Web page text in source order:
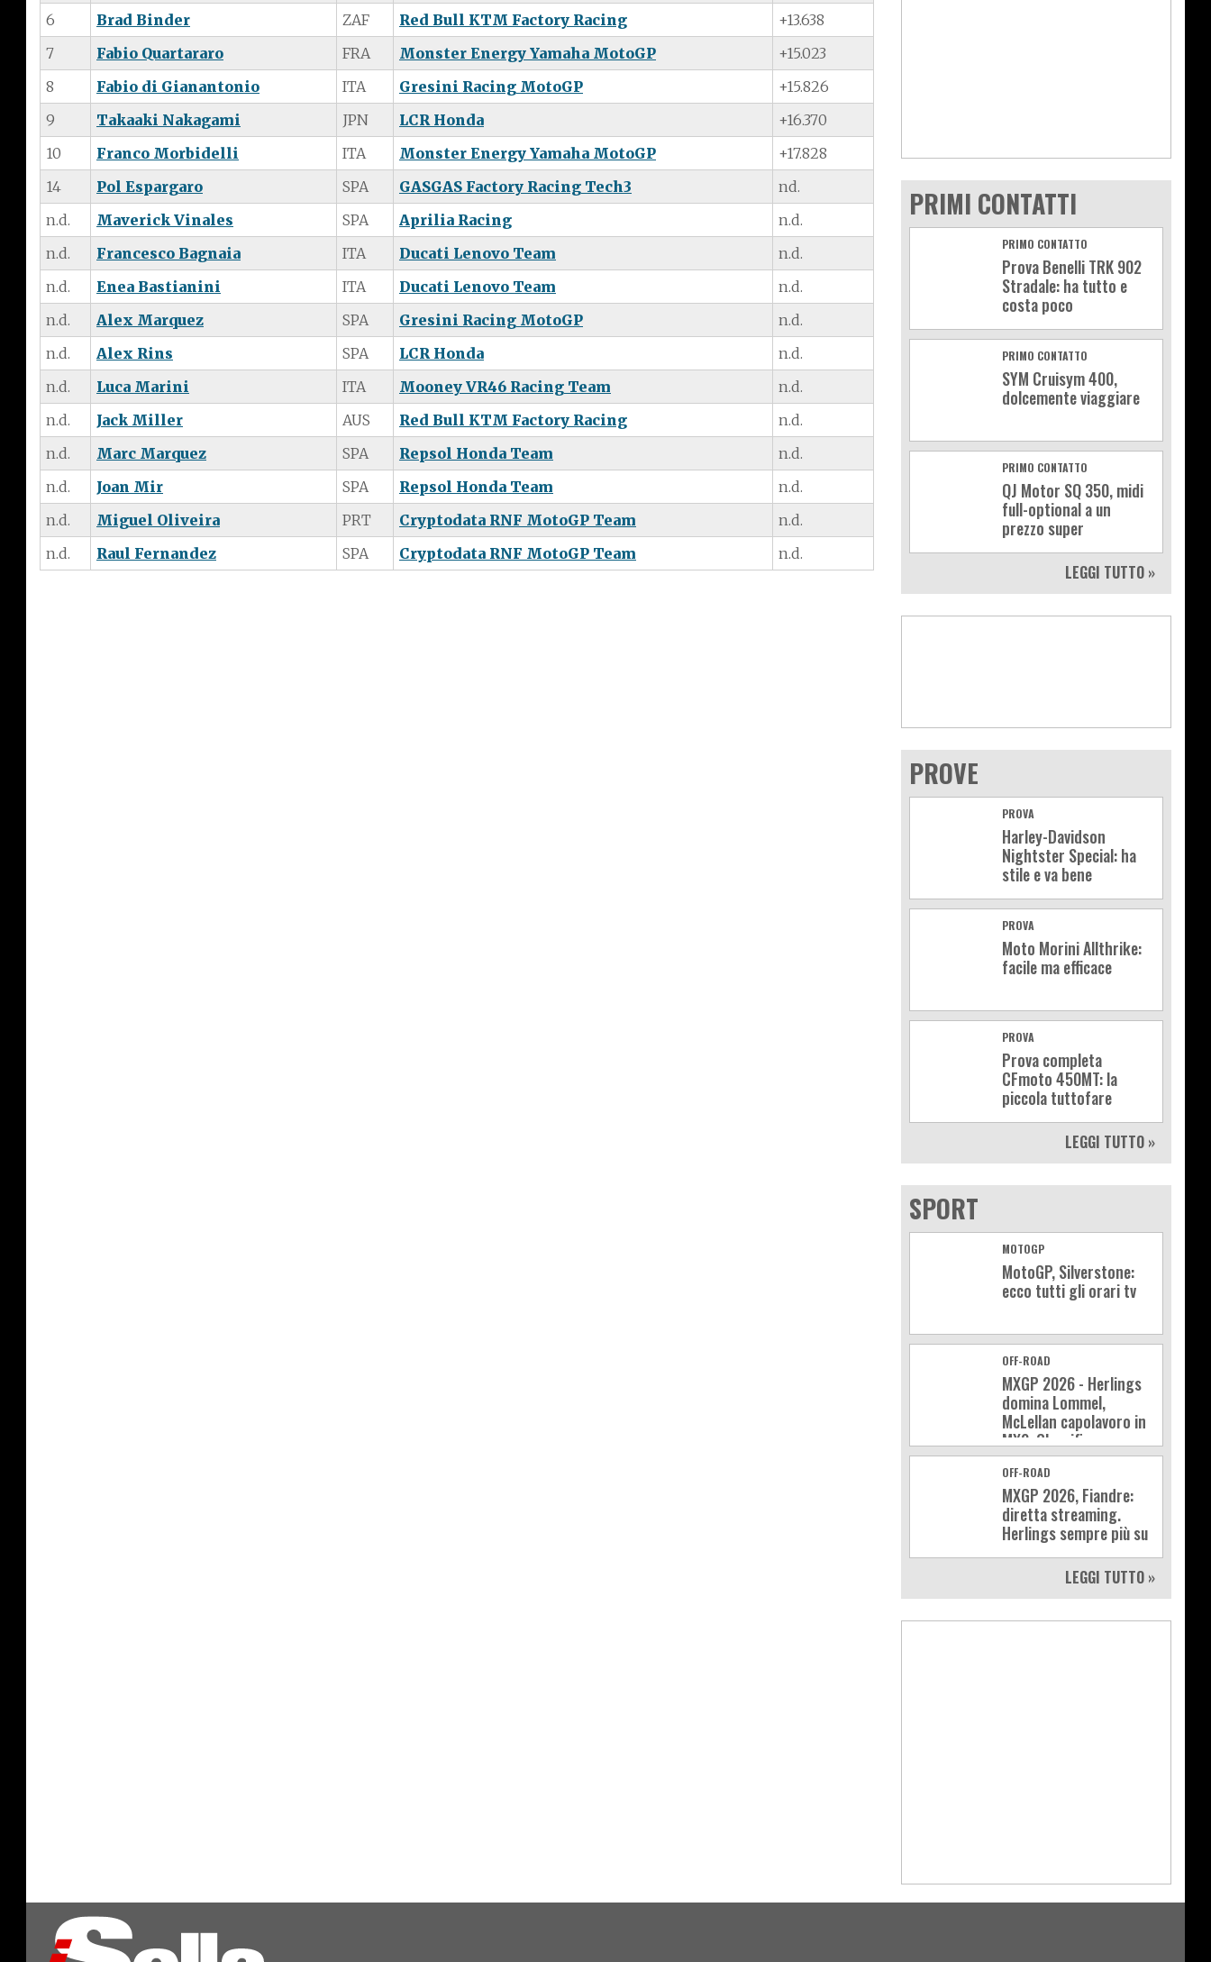
6
Brad Binder ZAF Red Bull KTM Factory Racing
+13.638
7
Fabio Quartararo FRA Monster Energy Yamaha MotoGP
+15.023
8
Fabio di Gianantonio ITA Gresini Racing MotoGP
+15.826
9
Takaaki Nakagami JPN LCR Honda
+16.370
10
Franco Morbidelli ITA Monster Energy Yamaha MotoGP
+17.828
14
Pol Espargaro SPA GASGAS Factory Racing Tech3
nd.
n.d.
Maverick Vinales SPA Aprilia Racing
n.d.
n.d.
Francesco Bagnaia ITA Ducati Lenovo Team
n.d.
n.d.
Enea Bastianini ITA Ducati Lenovo Team
n.d.
n.d.
Alex Marquez SPA Gresini Racing MotoGP
n.d.
n.d.
Alex Rins SPA LCR Honda
n.d.
n.d.
Luca Marini ITA Mooney VR46 Racing Team
n.d.
n.d.
Jack Miller AUS Red Bull KTM Factory Racing
n.d.
n.d.
Marc Marquez SPA Repsol Honda Team
n.d.
n.d.
Joan Mir SPA Repsol Honda Team
n.d.
n.d.
Miguel Oliveira PRT Cryptodata RNF MotoGP Team
n.d.
n.d.
Raul Fernandez SPA Cryptodata RNF MotoGP Team n.d.
PRIMI CONTATTI
PRIMO CONTATTO
Prova Benelli TRK 902
Stradale: ha tutto e
costa poco
PRIMO CONTATTO
SYM Cruisym 400,
dolcemente viaggiare
PRIMO CONTATTO
QJ Motor SQ 350, midi
full-optional a un
prezzo super
LEGGI TUTTO »
PROVE
PROVA
Harley-Davidson
Nightster Special: ha
stile e va bene
PROVA
Moto Morini Allthrike:
facile ma efficace
PROVA
Prova completa
CFmoto 450MT: la
piccola tuttofare
LEGGI TUTTO »
SPORT
MOTOGP
MotoGP, Silverstone:
ecco tutti gli orari tv
OFF-ROAD
MXGP 2026 - Herlings
domina Lommel,
McLellan capolavoro in
MX2. Classifica e
calendario
OFF-ROAD
MXGP 2026, Fiandre:
diretta streaming.
Herlings sempre più su
LEGGI TUTTO »